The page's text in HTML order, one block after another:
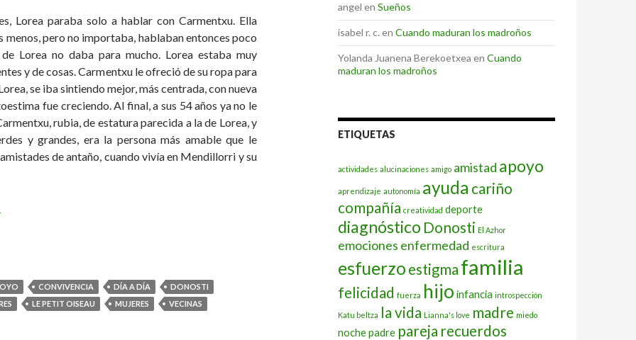
Lorea paraba solo a hablar con Carmentxu. Ella
menos, pero no importaba, hablaban entonces poco
Lorea no daba para mucho. Lorea estaba muy
y de cosas. Carmentxu le ofreció de su ropa para
se iba sintiendo mejor, más centrada, con nueva
fue creciendo. Al final, a sus 54 años ya no le
rubia, de estatura parecida a la de Lorea, y
y grandes, era la persona más amable que le
de antaño, cuando vivía en Mendillorri y su
ladronas de flores
CONVIVENCIA DÍA A DÍA
DONOSTI
LE PETIT OISEAU MUJERES VECINAS
angel en Sueños
isabel r. c. en Cuando maduran los madroños
Yolanda Juanena Berekoetxea en Cuando
maduran los madroños
ETIQUETAS
actividades alucinaciones amigo amistad apoyo
aprendizaje autonomía ayuda cariño
compañía creatividad deporte
diagnóstico Donosti El Azhor
emociones enfermedad escritura
esfuerzo estigma familia
felicidad fuerza hijo infancia introspección
Katu beltza la vida Lianna's love madre miedo
nochepadre pareja recuerdos